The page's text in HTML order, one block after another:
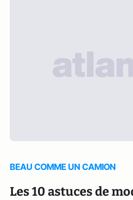
BEAU COMME UN CAMION
Les 10 astuces de